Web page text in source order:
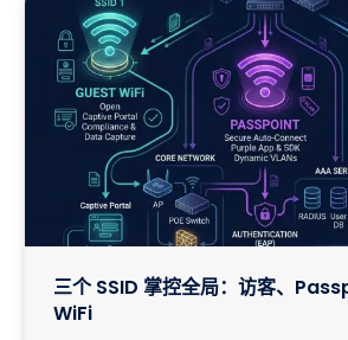
三个 SSID 掌控全局：访客、
WiFi